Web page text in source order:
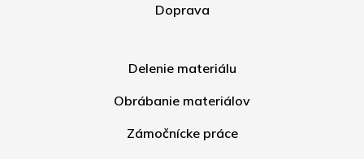
Doprava
Delenie materiálu
Obrábanie materiálov
Zámočnícke práce